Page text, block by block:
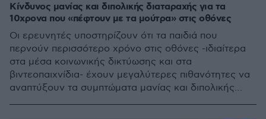
Κίνδυνος μανίας και διπολικής διαταραχής για τα
10χρονα που «πέφτουν με τα μούτρα» στις οθόνες
Οι ερευνητές υποστηρίζουν ότι τα παιδιά που
περνούν περισσότερο χρόνο στις οθόνες -ιδιαίτερα
στα μέσα κοινωνικής δικτύωσης και στα
βιντεοπαιχνίδια- έχουν μεγαλύτερες πιθανότητες να
αναπτύξουν τα συμπτώματα μανίας και διπολικής